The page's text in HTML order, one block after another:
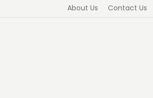
About Us Contact Us